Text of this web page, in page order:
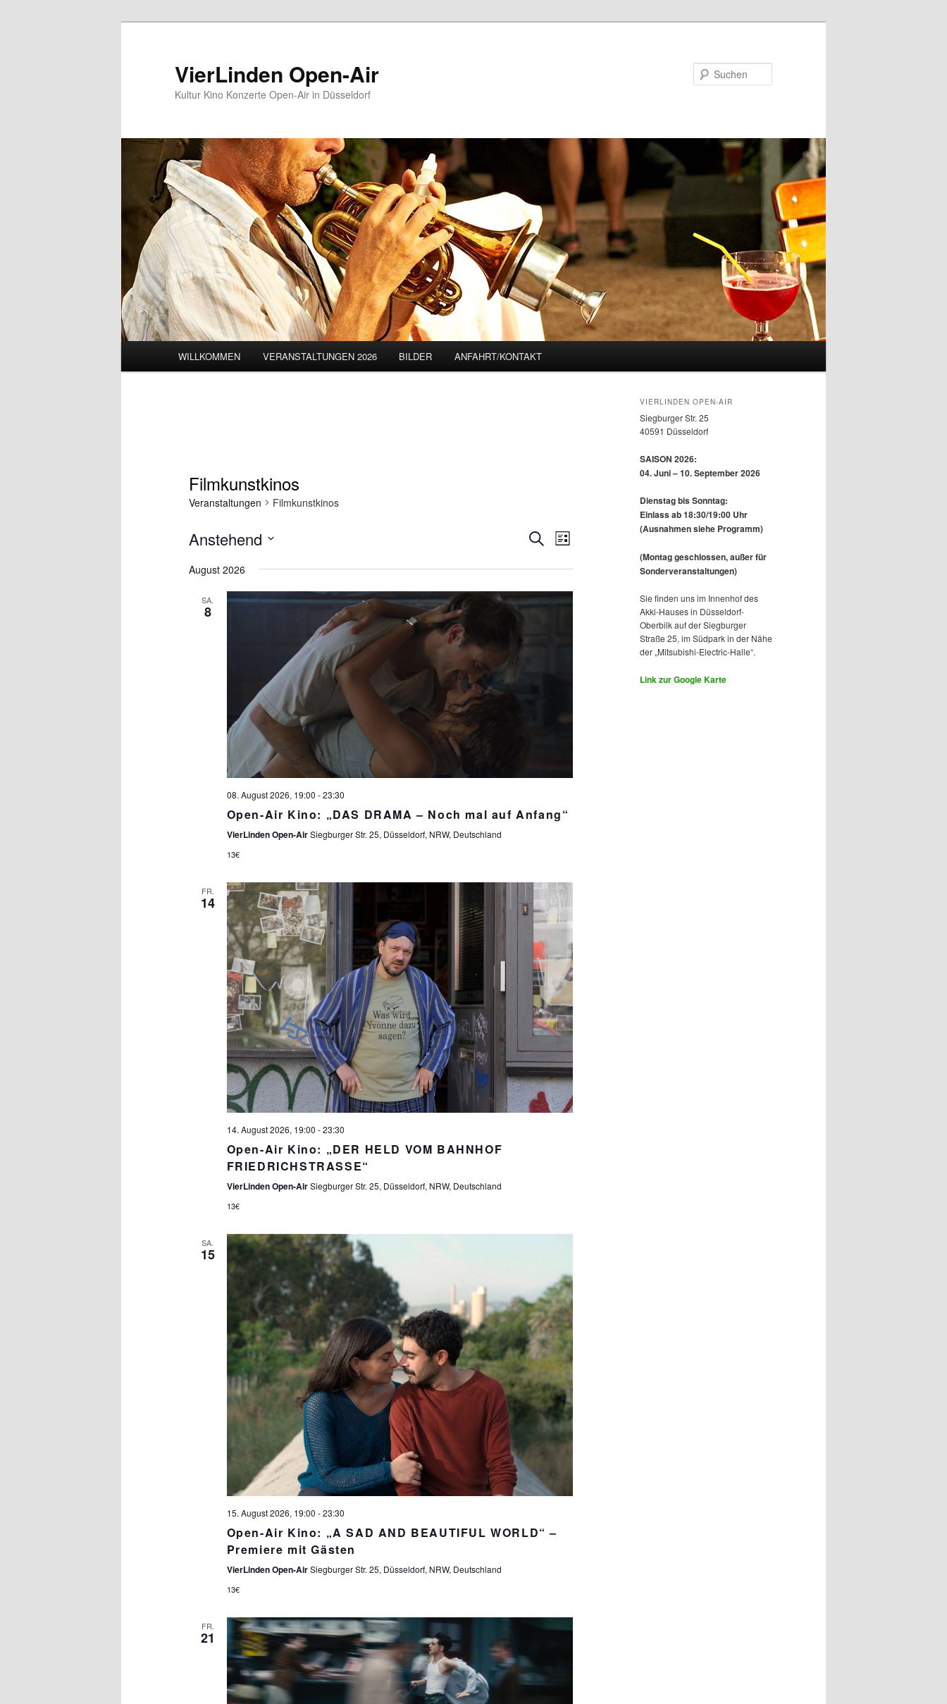
VierLinden Open-Air
Kultur Kino Konzerte Open-Air in Düsseldorf
WILLKOMMEN VERANSTALTUNGEN 2026 BILDER ANFAHRT/KONTAKT
Filmkunstkinos
Veranstaltungen Filmkunstkinos
Veranstaltungen
und
Navigation
SucheVERANSTALTUNG
Liste
Anstehend
wählen.
August 2026
SA.
8
08. August 2026, 19:00 -23:30
Open-Air Kino: „DAS DRAMA – Noch mal auf Anfang“
VierLinden Open-AirSiegburger Str. 25, Düsseldorf, NRW, Deutschland
13€
FR.
14
14. August 2026, 19:00 -23:30
Open-Air Kino: „DER HELD VOM BAHNHOF
FRIEDRICHSTRASSE“
VierLinden Open-AirSiegburger Str. 25, Düsseldorf, NRW, Deutschland
13€
SA.
15
15. August 2026, 19:00 -23:30
Open-Air Kino: „A SAD AND BEAUTIFUL WORLD“ –
Premiere mit Gästen
VierLinden Open-AirSiegburger Str. 25, Düsseldorf, NRW, Deutschland
13€
FR.
21
VIERLINDEN OPEN-AIR
Siegburger Str. 25
40591 Düsseldorf
SAISON 2026:
04. Juni – 10. September 2026
Dienstag bis Sonntag:
Einlass ab 18:30/19:00 Uhr
(Ausnahmen siehe Programm)
(Montag geschlossen, außer für
Sonderveranstaltungen)
Sie finden uns im Innenhof des
Akki-Hauses in Düsseldorf-
Oberbilk auf der Siegburger
Straße 25, im Südpark in der Nähe
der „Mitsubishi-Electric-Halle“.
Link zur Google Karte